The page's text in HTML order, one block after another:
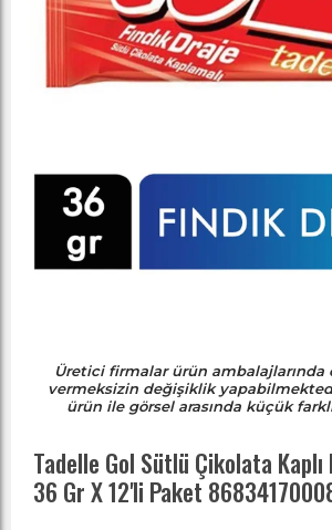
Üretici firmalar ürün ambalajlarında
vermeksizin değişiklik
ürün ile görsel arasında küçük
Tadelle Gol Sütlü Çikolata Kaplı
36 Gr X 12'li Paket